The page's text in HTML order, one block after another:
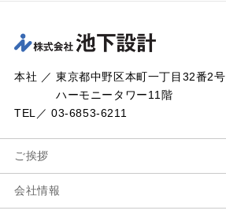
本社 ／ 東京都中野区本町一丁目32番2号
ハーモニータワー11階
TEL／ 03-6853-6211
ご挨拶
会社情報